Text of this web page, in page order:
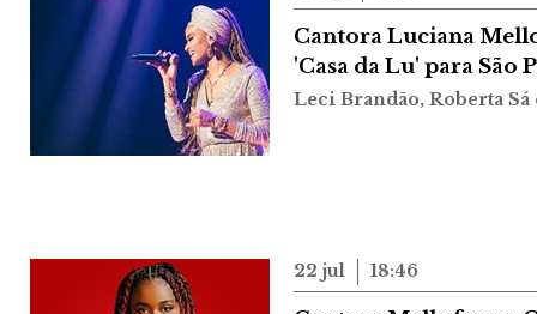
Cantora Luciana
'Casa da Lu' para São
Leci Brandão, Roberta Sá
22 jul 18:46